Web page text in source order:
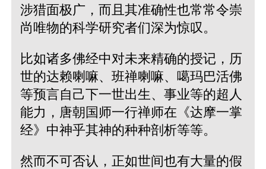
涉猎面极广，而且其准确性也常常令崇
尚唯物的科学研究者们深为惊叹。
比如诸多佛经中对未来精确的授记，历
世的达赖喇嘛、班禅喇嘛、噶玛巴活佛
等预言自己下一世出生、事业等的超人
能力，唐朝国师一行禅师在《达摩一掌
经》中神乎其神的种种剖析等等。
然而不可否认，正如世间也有大量的假